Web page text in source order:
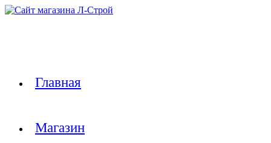
Перейти
Главная
Магазин